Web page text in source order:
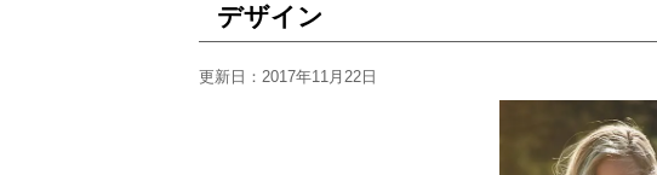
デザイン
更新日： 2017年11月22日